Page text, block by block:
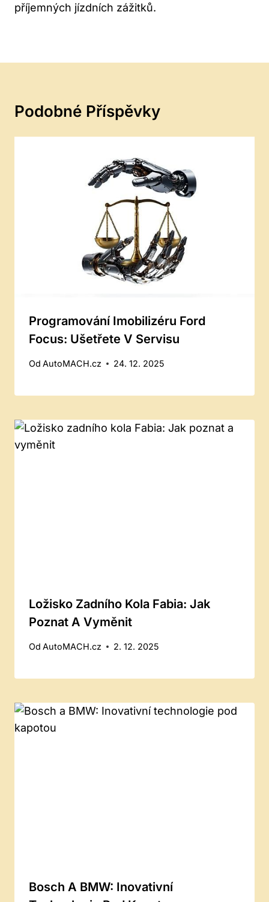
příjemných jízdních zážitků.
Podobné Příspěvky
Programování Imobilizéru Ford
Focus: Ušetřete V Servisu
Od AutoMACH.cz 24. 12. 2025
Ložisko Zadního Kola Fabia: Jak
Poznat A Vyměnit
Od AutoMACH.cz 2. 12. 2025
Bosch A BMW: Inovativní